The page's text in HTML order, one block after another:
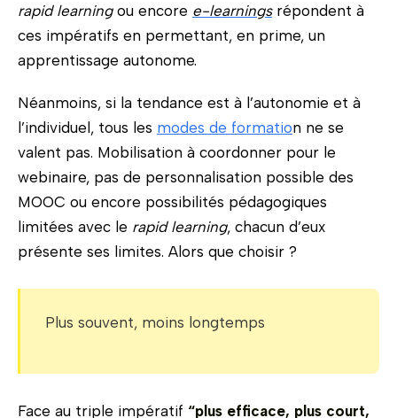
rapid learningou encore e-learningsrépondent à
ces impératifs en permettant, en prime, un
apprentissage autonome.
Néanmoins, si la tendance est à l’autonomie et à
l’individuel, tous les modes de formation ne se
valent pas. Mobilisation à coordonner pour le
webinaire, pas de personnalisation possible des
MOOC ou encore possibilités pédagogiques
limitées avec le rapid learning, chacun d’eux
présente ses limites. Alors que choisir ?
Plus souvent, moins longtemps
Face au triple impératif “plus efficace, plus court,